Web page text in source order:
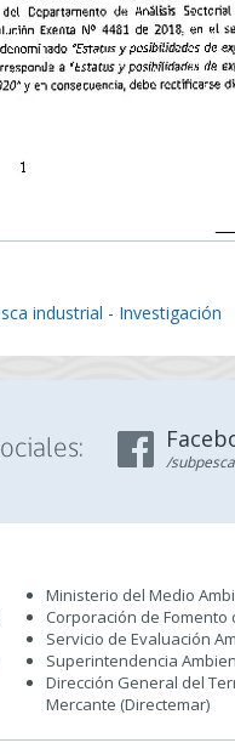
industrial - Investigación
/subpesca
Ministerio del Medio
Corporación de Fomento
Servicio de Evaluación
Superintendencia
Dirección General del
Mercante (Directemar)